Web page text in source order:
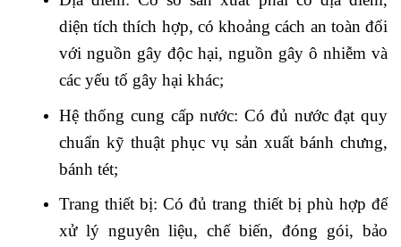
diện tích thích hợp, có khoảng cách an toàn đối
với nguồn gây độc hại, nguồn gây ô nhiễm và
các yếu tố gây hại khác;
Hệ thống cung cấp nước: Có đủ nước đạt quy
chuẩn kỹ thuật phục vụ sản xuất bánh chưng,
bánh tét;
Trang thiết bị: Có đủ trang thiết bị phù hợp để
xử lý nguyên liệu, chế biến, đóng gói, bảo